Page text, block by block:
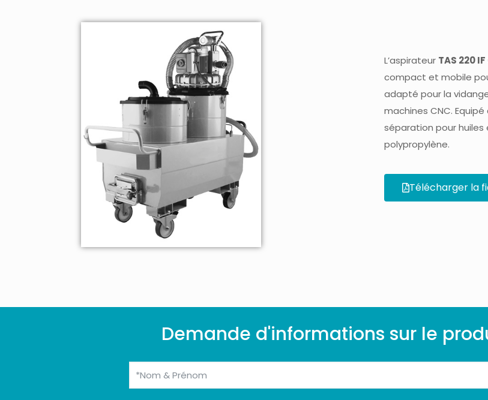
L’aspirateur TAS 220 IF
compact et mobile
adapté pour la
machines CNC.
séparation pour huiles
polypropylène.
Télécharger la
Demande d'informations sur le